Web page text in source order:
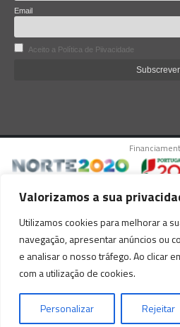
Valorizamos a sua
Utilizamos cookies para melhorar a
navegação, apresentar anúncios ou
e analisar o nosso tráfego. Ao clicar
com a utilização de cookies.
Personalizar Rejeitar
Email
Aceito a Política de Piivacidade
Este website está protegido pelo
Aplicam-se aPolítica de Privacidadee os